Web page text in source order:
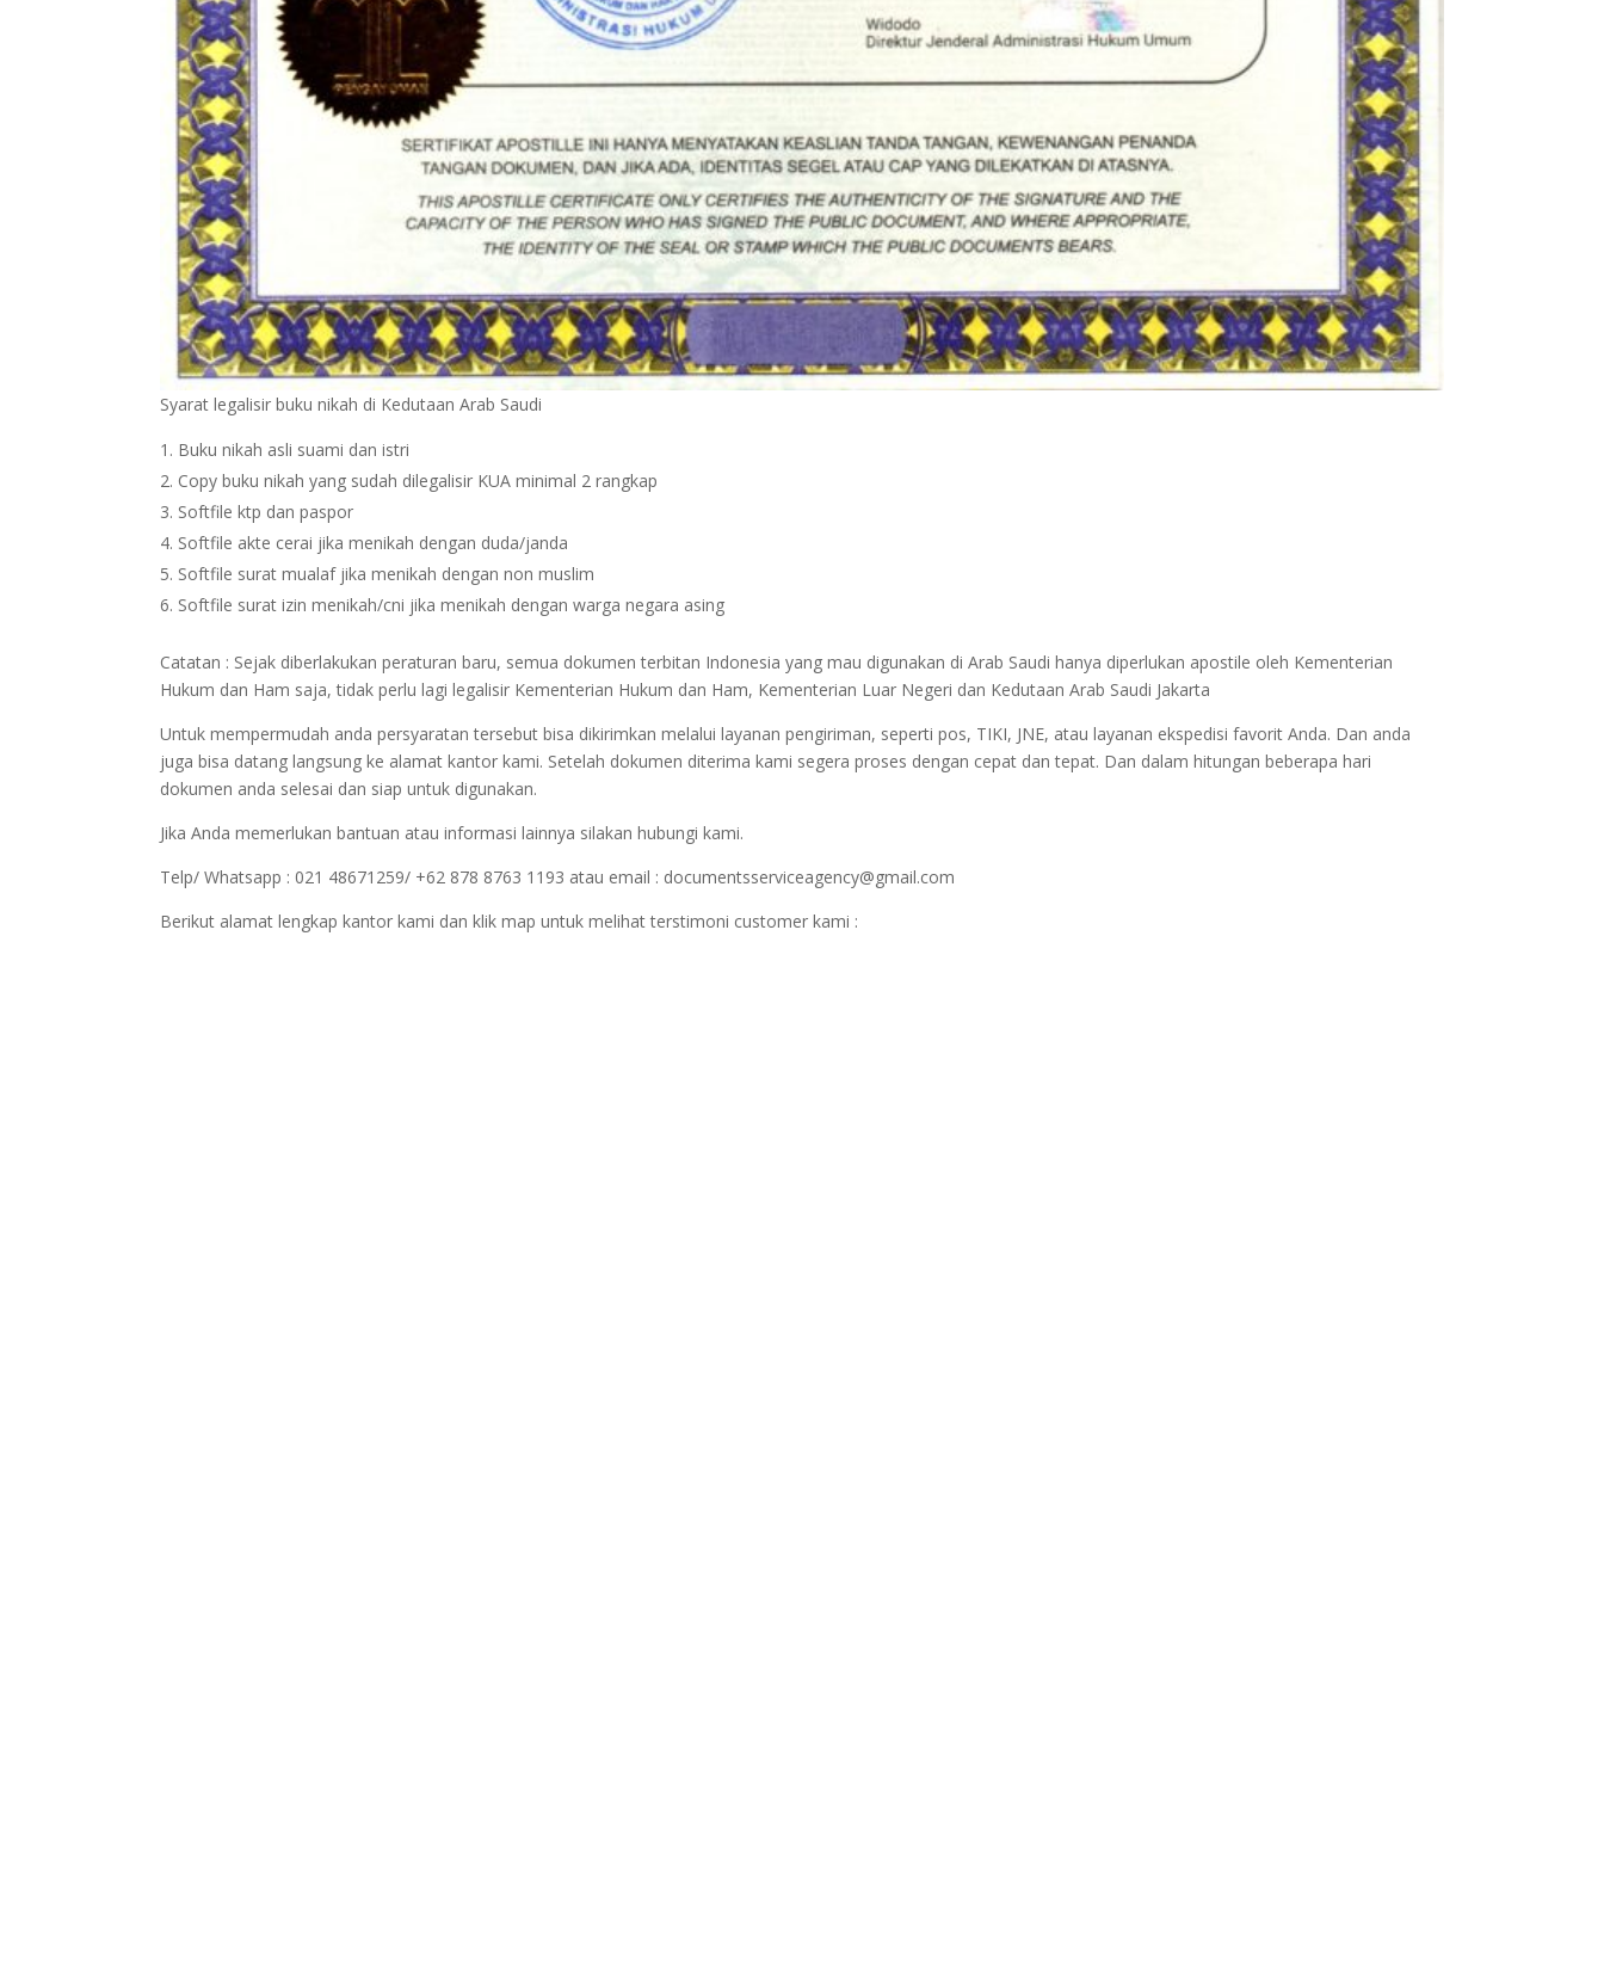
Syarat legalisir buku nikah di Kedutaan Arab Saudi
Buku nikah asli suami dan istri
Copy buku nikah yang sudah dilegalisir KUA minimal 2 rangkap
Softfile ktp dan paspor
Softfile akte cerai jika menikah dengan duda/janda
Softfile surat mualaf jika menikah dengan non muslim
Softfile surat izin menikah/cni jika menikah dengan warga negara asing
Catatan : Sejak diberlakukan peraturan baru, semua dokumen terbitan Indonesia yang mau digunakan di Arab Saudi hanya diperlukan apostile oleh Kementerian
Hukum dan Ham saja, tidak perlu lagi legalisir Kementerian Hukum dan Ham, Kementerian Luar Negeri dan Kedutaan Arab Saudi Jakarta
Untuk mempermudah anda persyaratan tersebut bisa dikirimkan melalui layanan pengiriman, seperti pos, TIKI, JNE, atau layanan ekspedisi favorit Anda. Dan anda
juga bisa datang langsung ke alamat kantor kami. Setelah dokumen diterima kami segera proses dengan cepat dan tepat. Dan dalam hitungan beberapa hari
dokumen anda selesai dan siap untuk digunakan.
Jika Anda memerlukan bantuan atau informasi lainnya silakan hubungi kami.
Telp/ Whatsapp : 021 48671259/ +62 878 8763 1193 atau email : documentsserviceagency@gmail.com
Berikut alamat lengkap kantor kami dan klik map untuk melihat terstimoni customer kami :